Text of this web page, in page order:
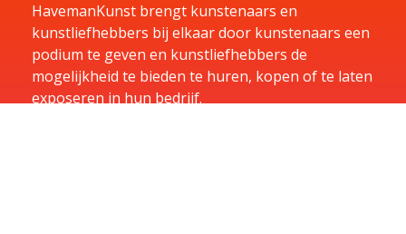
HavemanKunst brengt kunstenaars en
kunstliefhebbers bij elkaar door kunstenaars een
podium te geven en kunstliefhebbers de
mogelijkheid te bieden te huren, kopen of te laten
exposeren in hun bedrijf.